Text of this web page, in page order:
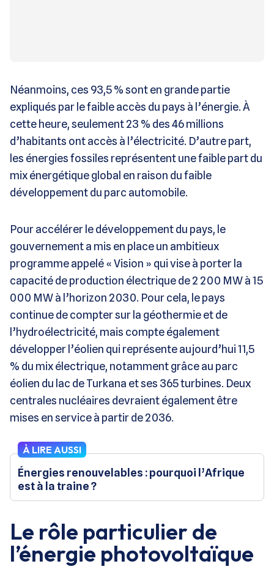
Néanmoins, ces 93,5 % sont en grande partie
expliqués par le faible accès du pays à l’énergie. À
cette heure, seulement 23 % des 46 millions
d’habitants ont accès à l’électricité. D’autre part,
les énergies fossiles représentent une faible part du
mix énergétique global en raison du faible
développement du parc automobile.
Pour accélérer le développement du pays, le
gouvernement a mis en place un ambitieux
programme appelé « Vision » qui vise à porter la
capacité de production électrique de 2 200 MW à 15
000 MW à l’horizon 2030. Pour cela, le pays
continue de compter sur la géothermie et de
l’hydroélectricité, mais compte également
développer l’éolien qui représente aujourd’hui 11,5
% du mix électrique, notamment grâce au parc
éolien du lac de Turkana et ses 365 turbines. Deux
centrales nucléaires devraient également être
mises en service à partir de 2036.
À LIRE AUSSI
Énergies renouvelables : pourquoi l’Afrique
est à la traine ?
Le rôle particulier de
l’énergie photovoltaïque